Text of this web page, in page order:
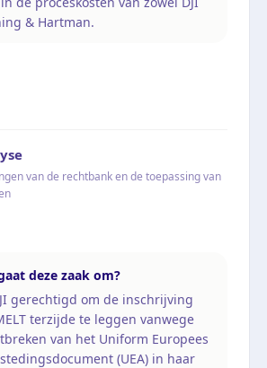
& Hartman.
van de rechtbank en de toepassing van
deze zaak om?
gerechtigd om de inschrijving
terzijde te leggen vanwege
van het Uniform Europees
(UEA) in haar